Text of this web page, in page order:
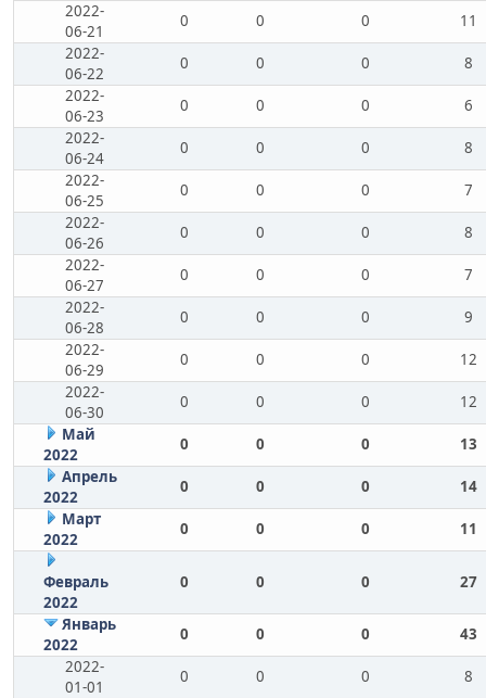
2022-
06-21
0 0 0
11
2022-
06-22
0 0 0
8
2022-
06-23
0 0 0
6
2022-
06-24
0 0 0
8
2022-
06-25
0 0 0
7
2022-
06-26
0 0 0
8
2022-
06-27
0 0 0
7
2022-
06-28
0 0 0
9
2022-
06-29
0 0 0
12
2022-
06-30
0 0 0
12
Май
2022
0 0 0
13
Апрель
2022
0 0 0
14
Март
2022
0 0 0 11
Февраль
2022
0 0 0 27
Январь
2022
0 0 0
43
2022-
01-01
0 0 0
8